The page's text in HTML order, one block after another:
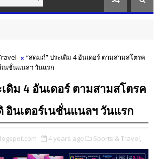
“สดมภ์” ประเดิม 4 อันเดอร์ ตามสามสโตรค
เนชั่นแนลฯ วันแรก
ดิม 4 อันเดอร์ ตามสามสโตรค
อินเตอร์เนชั่นแนลฯ วันแรก
4 years ago Sports & Travel,